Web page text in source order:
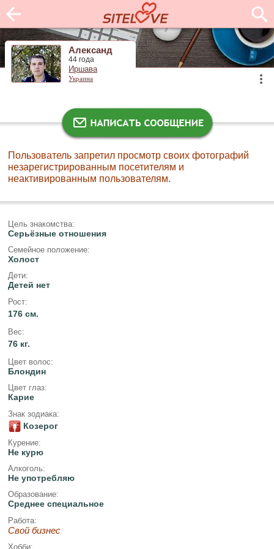
Александ
44 года
Иршава
Украина
Пользователь запретил просмотр своих фотографий
незарегистрированным посетителям и
неактивированным пользователям.
Цель знакомства:
Серьёзные отношения
Семейное положение:
Холост
Дети:
Детей нет
Рост:
176 см.
Вес:
76 кг.
Цвет волос:
Блондин
Цвет глаз:
Карие
Знак зодиака:
Козерог
Курение:
Не курю
Алкоголь:
Не употребляю
Образование:
Среднее специальное
Работа:
Свой бизнес
Хобби: